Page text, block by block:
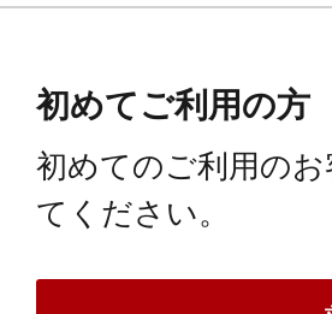
初めてご利用の方
初めてのご利用の
てください。